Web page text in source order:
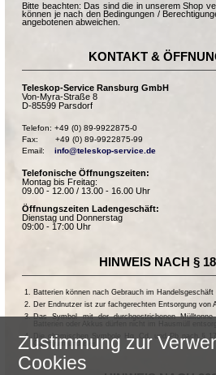
Bitte beachten: Das sind die in unserem Shop
können je nach den Bedingungen /
angebotenen abweichen.
KONTAKT &
Teleskop-Service Ransburg GmbH
Von-Myra-Straße 8
D-85599 Parsdorf
Telefon: +49 (0) 89-9922875-0
Fax:       +49 (0) 89-9922875-99
Email: info@teleskop-service.de
Telefonische Öffnungszeiten:
Montag bis Freitag:
09.00 - 12.00 / 13.00 - 16.00 Uhr
Öffnungszeiten Ladengeschäft:
Dienstag und Donnerstag
09:00 - 17:00 Uhr
HINWEIS NACH §
Batterien können nach Gebrauch im
Der Endnutzer ist zur fachgerechten Entsorgung von
Das Symbol mit der durchgestrichenen
Die chemischen Symbole Hg, Cd, und Pb nach §
Cadmium und Blei.
Zustimmung zur
Cookies